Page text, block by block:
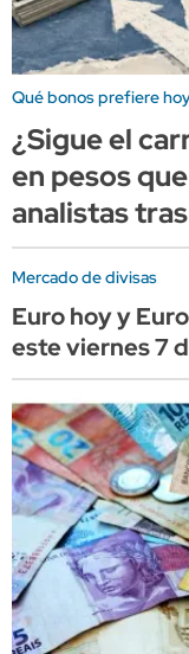
Qué bonos prefiere
¿Sigue el
en pesos
analistas
Mercado de divisas
Euro hoy y
este viernes 7